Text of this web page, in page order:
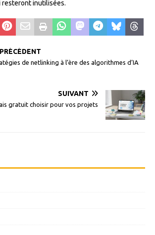
inutilisées.
PRÉCÉDENT
de netlinking à l’ère des algorithmes d’IA
SUIVANT
gratuit choisir pour vos projets